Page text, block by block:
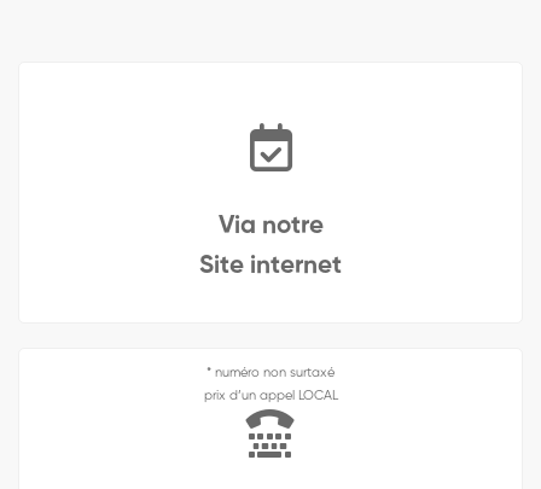
Via notre
Site internet
* numéro non surtaxé
prix d’un appel LOCAL